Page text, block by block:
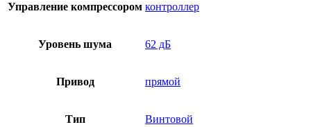
Управление компрессором контроллер
Уровень шума 62 дБ
Привод прямой
Тип Винтовой